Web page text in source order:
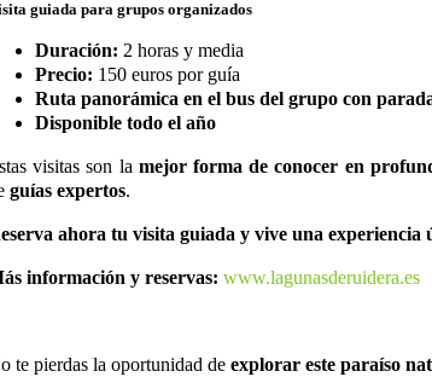
guiada para grupos organizados
Duración: 2 horas y media
Precio: 150 euros por guía
Ruta panorámica en el bus del grupo con
Disponible todo el año
visitas son la mejor forma de conocer en
guías expertos.
ahora tu visita guiada y vive una experiencia
información y reservas: www.lagunasderuidera.es
te pierdas la oportunidad de explorar este paraíso